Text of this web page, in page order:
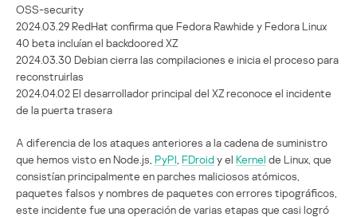
OSS-security
2024.03.29 RedHat confirma que Fedora Rawhide y Fedora Linux
40 beta incluían el backdoored XZ
2024.03.30 Debian cierra las compilaciones e inicia el proceso para
reconstruirlas
2024.04.02 El desarrollador principal del XZ reconoce el incidente
de la puerta trasera
A diferencia de los ataques anteriores a la cadena de suministro
que hemos visto en Node.js, PyPI FDroidy el Kernel de Linux, que
consistían principalmente en parches maliciosos atómicos,
paquetes falsos y nombres de paquetes con errores tipográficos,
este incidente fue una operación de varias etapas que casi logró